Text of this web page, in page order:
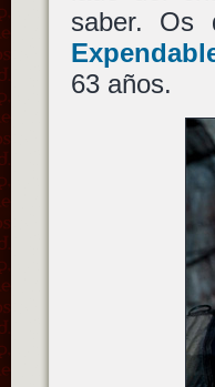
saber. Os
63 años.